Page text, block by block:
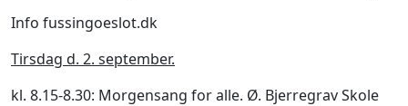
Info fussingoeslot.dk
Tirsdag d. 2. september.
kl. 8.15-8.30: Morgensang for alle. Ø. Bjerregrav Skole